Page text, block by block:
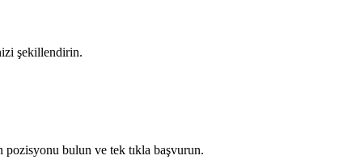
şekillendirin.
bulun ve tek tıkla başvurun.